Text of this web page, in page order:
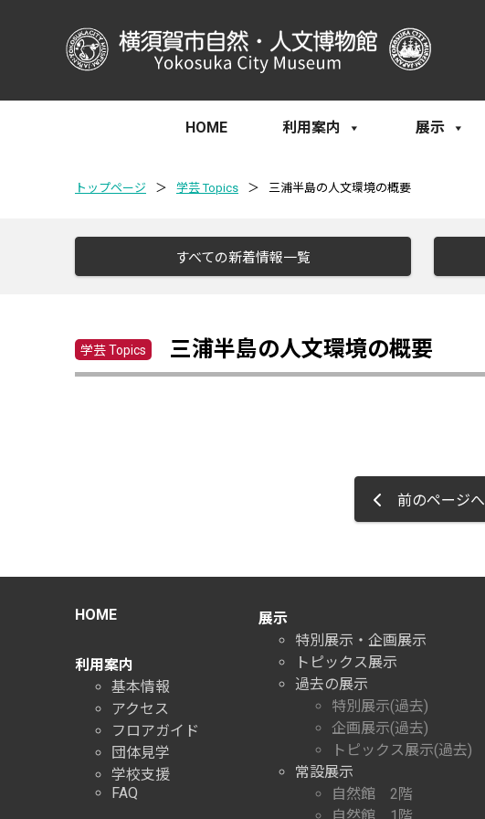
HOME 利用案内 展示
トップページ ＞ 学芸 Topics ＞ 三浦半島の人文環境の概要
すべての新着情報一覧
学芸 Topics 三浦半島の人文環境の概要
前のページへ
HOME
利用案内
基本情報
アクセス
フロアガイド
団体見学
学校支援
FAQ
展示
特別展示・企画展示
トピックス展示
過去の展示
特別展示(過去)
企画展示(過去)
トピックス展示(過去)
常設展示
自然館 2階